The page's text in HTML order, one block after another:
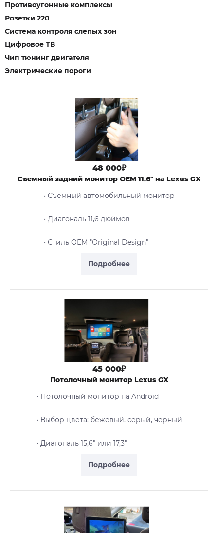
Противоугонные комплексы
Розетки 220
Система контроля слепых зон
Цифровое ТВ
Чип тюнинг двигателя
Электрические пороги
Подробнее
48 000₽
Съемный задний монитор OEM 11,6" на Lexus GX
• Съемный автомобильный монитор
• Диагональ 11,6 дюймов
• Стиль OEM "Original Design"
Подробнее
45 000₽
Потолочный монитор Lexus GX
• Потолочный монитор на Android
• Выбор цвета: бежевый, серый, черный
• Диагональ 15,6" или 17,3"